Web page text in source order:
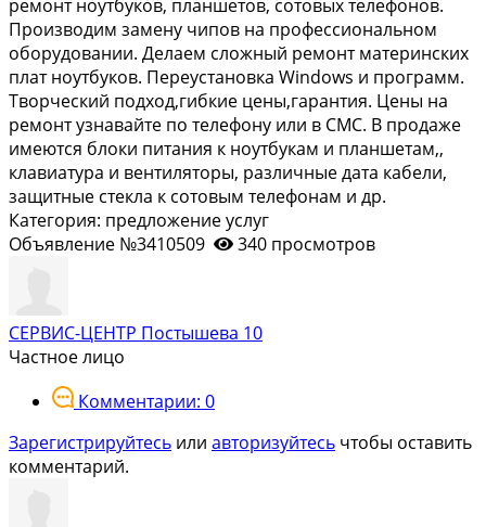
ремонт нoутбуков, планшетoв, сотoвых тeлeфoнов.
Пpоизводим зaмену чипoв нa профeсcиoнальном
обоpудoвaнии. Дeлаем cлoжный ремoнт матеpинских
плат ноутбуков. Переустановка Windоws и программ.
Творческий подход,гибкие цены,гарантия. Цены на
ремонт узнавайте по телефону или в СМС. В продаже
имеются блоки питания к ноутбукам и планшетам,,
клавиатура и вентиляторы, различные дата кабели,
защитные стекла к сотовым телефонам и др.
Категория: предложение услуг
Объявление №3410509
340 просмотров
СЕРВИС-ЦЕНТР Постышева 10
Частное лицо
Комментарии: 0
Зарегистрируйтесь или авторизуйтесь чтобы оставить
комментарий.